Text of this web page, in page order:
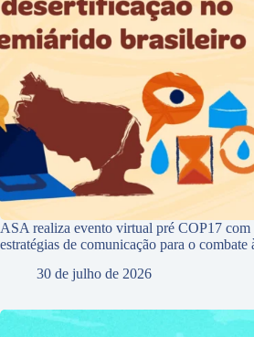
ASA realiza evento virtual pré COP17 com
estratégias de comunicação para o combate
30 de julho de 2026